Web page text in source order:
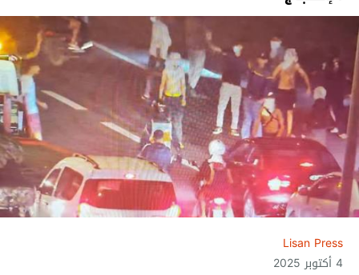
Lisan Press
4 أكتوبر 2025